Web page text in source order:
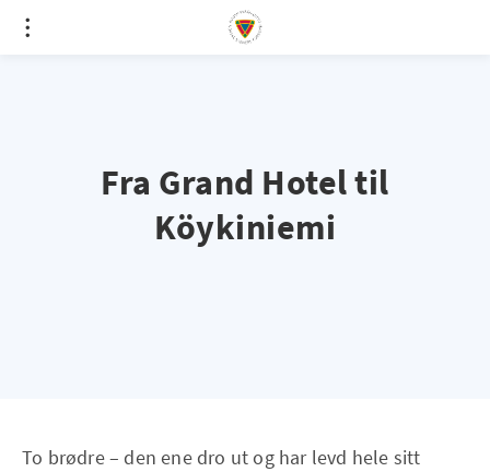
Fra Grand Hotel til
Köykiniemi
To brødre – den ene dro ut og har levd hele sitt